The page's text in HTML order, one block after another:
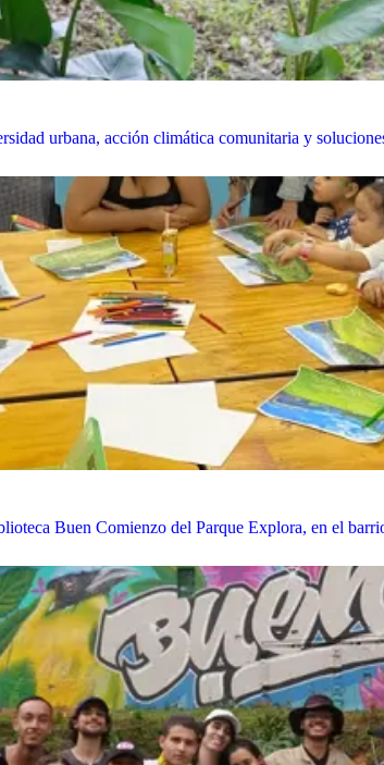
urbana, acción climática comunitaria y
Buen Comienzo del Parque Explora, en el